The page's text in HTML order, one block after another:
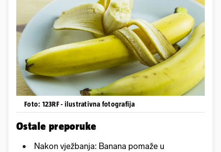
Foto: 123RF - ilustrativna fotografija
Ostale preporuke
Nakon vježbanja: Banana pomaže u